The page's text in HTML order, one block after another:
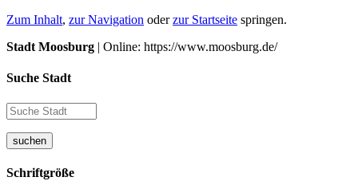
Zum Inhalt, zur Navigation oderzur Startseite springen.
Stadt Moosburg | Online: https://www.moosburg.de/
Suche Stadt
suchen
Schriftgröße